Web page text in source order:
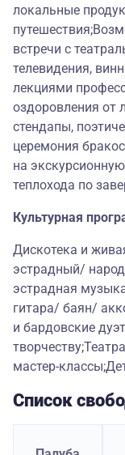
локальные
встречи с
телевидения,
лекциями
оздоровления от
стендапы,
церемония
на
теплохода по
Культурная
Дискотека и
эстрадный/
эстрадная
гитара/ баян/
и бардовские
мастер-
Список